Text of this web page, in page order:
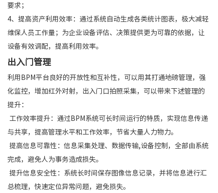
要求；
4、提高资产利用效率：通过系统自动生成各类统计图表，极大减轻
维保人员工作量；为企业设备评估、决策提供更为可靠的依据，让
设备有效调配，提高利用效率。
出入门管理
利用BPM平台良好的开放性和互补性，可以用其打通地磅管理，强
化监控，增加红外对射，出入门口拍照采集，可以带来下述管理的
提升：
工作效率提升：通过BPM系统可长时间运行的特质，实现信息传递
与共享，提高管理水平和工作效率，节省大量人力物力。
提高信息可靠性：信息采集处理、数据传输,设备控制，全部由系统
完成，避免人为事务造成损失。
提升信息安全性：系统长时间保存图像信息记录，并将信息进行汇
总梳理，快速定位异常问题，避免损失。